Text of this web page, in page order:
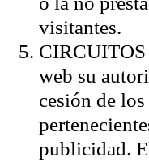
visitantes.
web su
cesión de
publicidad.